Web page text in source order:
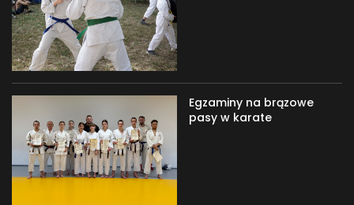
Egzaminy na brązowe
pasy w karate